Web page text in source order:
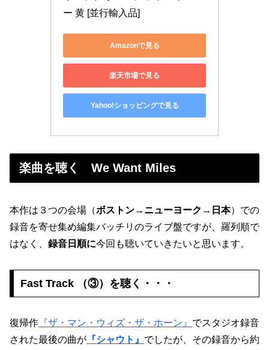
ー 黄 [並行輸入品]
Amazonで見る
楽天市場で見る
Yahoo!ショッピングで見る
楽曲を聴く We Want Miles
本作は３つの会場（ボストン→ニューヨーク→日本）での
録音を寄せ集め編集バッチリのライブ盤ですが、羅列順で
はなく、 録音日順に今回も聴いていきたいと思います。
Fast Track （③）を聴く・・・
復帰作 『ザ・マン・ウィズ・ザ・ホーン』 でスタジオ録音
された最後の曲が 『シャウト』 でしたが、その録音から約